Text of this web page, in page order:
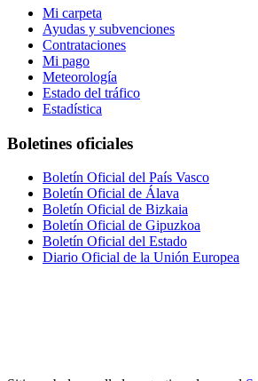
Mi carpeta
Ayudas y subvenciones
Contrataciones
Mi pago
Meteorología
Estado del tráfico
Estadística
Boletines oficiales
Boletín Oficial del País Vasco
Boletín Oficial de Álava
Boletín Oficial de Bizkaia
Boletín Oficial de Gipuzkoa
Boletín Oficial del Estado
Diario Oficial de la Unión Europea